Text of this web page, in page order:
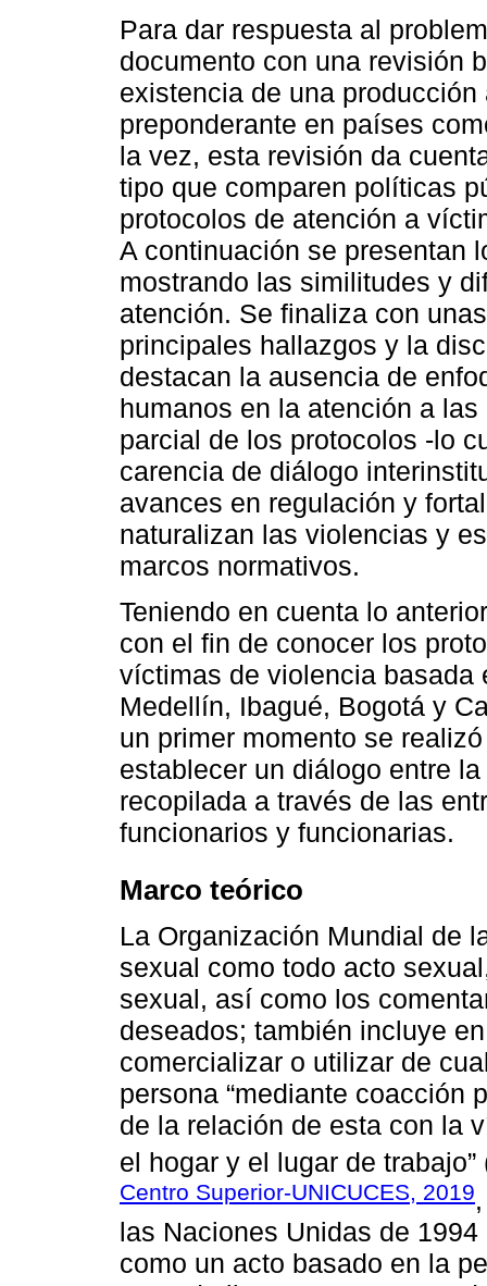
Para dar respuesta al
documento con una revisión
existencia de una
preponderante en países
la vez, esta revisión da
tipo que comparen políticas
protocolos de atención a
A continuación se presentan
mostrando las similitudes y
atención. Se finaliza con
principales hallazgos y la
destacan la ausencia de
humanos en la atención a
parcial de los protocolos -lo
carencia de diálogo
avances en regulación y
naturalizan las violencias y
marcos normativos.
Teniendo en cuenta lo
con el fin de conocer los
víctimas de violencia basada
Medellín, Ibagué, Bogotá y
un primer momento se
establecer un diálogo entre
recopilada a través de las
funcionarios y funcionarias.
Marco teórico
La Organización Mundial de
sexual como todo acto
sexual, así como los
deseados; también incluye
comercializar o utilizar de
persona “mediante coacción
de la relación de esta con la
el hogar y el lugar de
Centro Superior-UNICUCES, 2019
las Naciones Unidas de
como un acto basado en la